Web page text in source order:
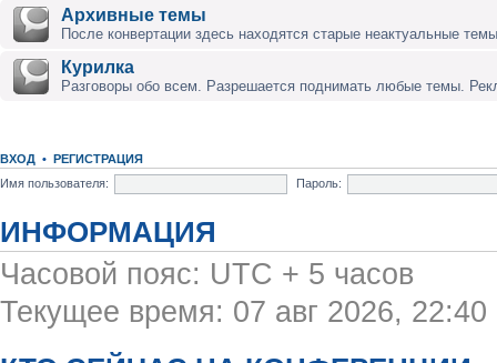
Архивные темы
После конвертации здесь находятся старые неактуальные
Курилка
Разговоры обо всем. Разрешается поднимать любые темы.
ВХОД • РЕГИСТРАЦИЯ
Имя пользователя:
Пароль:
ИНФОРМАЦИЯ
Часовой пояс: UTC + 5 часов
Текущее время: 07 авг 2026, 22:40